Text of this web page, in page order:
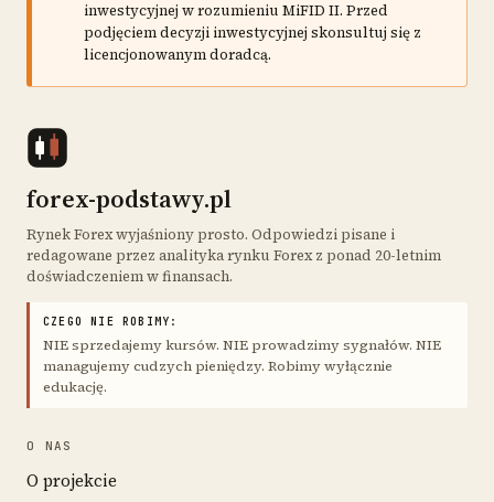
inwestycyjnej w rozumieniu MiFID II. Przed
podjęciem decyzji inwestycyjnej skonsultuj się z
licencjonowanym doradcą.
forex-podstawy.pl
Rynek Forex wyjaśniony prosto. Odpowiedzi pisane i
redagowane przez analityka rynku Forex z ponad 20-letnim
doświadczeniem w finansach.
CZEGO NIE ROBIMY:
NIE sprzedajemy kursów. NIE prowadzimy sygnałów. NIE
managujemy cudzych pieniędzy. Robimy wyłącznie
edukację.
O NAS
O projekcie